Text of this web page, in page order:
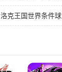
洛克王国世界条件